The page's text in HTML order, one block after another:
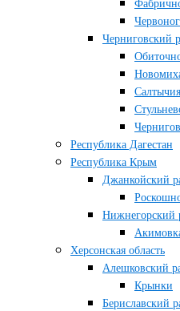
Черниговский
Салтычия
Республика Дагестан
Республика Крым
Джанкойский
Нижнегорский
Херсонская область
Алешковский
Крынки
Бериславский